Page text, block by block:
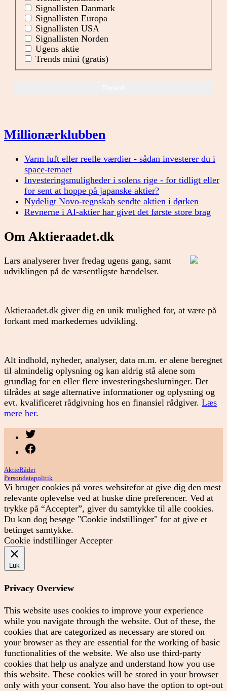
Signallisten Danmark
Signallisten Europa
Signallisten USA
Signallisten Norden
Ugens aktie
Trends mini (gratis)
Millionærklubben
Varm luft eller reelle værdier - sådan investerer du i
space-temaet
Investeringsmuligheder i solens rige - for tidligt eller
for sent at hoppe på japanske aktier?
Nydeligt Novo-regnskab sendte aktien i dørken
Revnerne i AI-aktier har givet det første store brag
Om Aktieraadet.dk
Lars analyserer hver fredag ugens gang, samt
udviklingen på de væsentligste hændelser.
Aktieraadet.dk giver dig en unik mulighed for, at være på
forkant med markedernes udvikling.
Alt indhold, nyheder, analyser, data m.m. er alene beregnet
til almindelig oplysning og kan aldrig stå alene som
grundlag for en eller flere investeringsbeslutninger. Det
tilrådes at søge alternative informationer og oplysning og
evt. kvalificeret rådgivning hos en finansiel rådgiver. Læs
mere her.
AktieRådet
Persondatapolitik
Vi bruger cookies på vores websitefor at give dig den mest
relevante oplevelse ved at huske dine preferencer. Ved at
trykke på “Accepter”, giver du samtykke til alle cookies.
Du kan dog besøge "Cookie indstillinger" for at give et
betinget samtykke.
Cookie indstillinger Accepter
Luk
Privacy Overview
This website uses cookies to improve your experience
while you navigate through the website. Out of these, the
cookies that are categorized as necessary are stored on
your browser as they are essential for the working of basic
functionalities of the website. We also use third-party
cookies that help us analyze and understand how you use
this website. These cookies will be stored in your browser
only with your consent. You also have the option to opt-out